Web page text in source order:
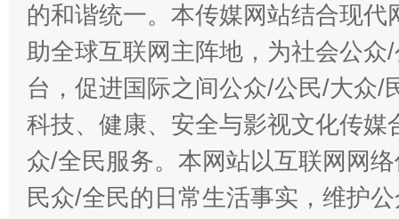
的和谐统一。本传媒网站结合现
助全球互联网主阵地，为社会公
台，促进国际之间公众/公民/大众/
科技、健康、安全与影视文化传
众/全民服务。本网站以互联网网
民众/全民的日常生活事实，维护